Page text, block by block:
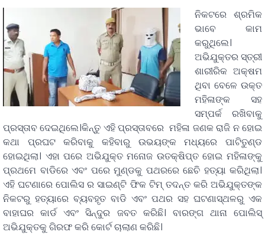
ନିକଟରେ ଶ୍ରମିକ
ଭାବେ କାମ
କରୁଥିଲେ।
ଅଭିଯୁକ୍ତର ସ୍ତ୍ରୀ
ଶାରୀରିକ ଅକ୍ଷମ
ଥିବା ବେଳେ ଉକ୍ତ
ମହିଳାଙ୍କ ସହ
ସମ୍ପର୍କ ରଖିବାକୁ
ପ୍ରସ୍ତାବ ଦେଇଥିଲେ।କିନ୍ତୁ ଏହି ପ୍ରସ୍ତାବରେ ମହିଳା ଜଣକ ରାଜି ନ ହୋଇ
କଥା ପ୍ରଘଟ କରିବାକୁ କହିବାରୁ ଉଭୟଙ୍କ ମଧ୍ୟରେ ପାଟିତୁଣ୍ଡ
ହୋଇଥିଲା। ଏହା ପରେ ଅଭିଯୁକ୍ତ ମନୋଜ ଉତକ୍ଷିପ୍ତ ହୋଇ ମହିଳାଙ୍କୁ
ପ୍ରଥମେ ବାଡିରେ ଏବଂ ପରେ ମୁଣ୍ଡକୁ ପଥରରେ ଛେଚି ହତ୍ୟା କରିଥିଲା।
ଏହି ଘଟଣାରେ ପୋଲିସ ର ସାଇଣ୍ଟି ଫିକ ଟିମ୍ ତଦନ୍ତ କରି ଅଭିଯୁକ୍ତଙ୍କ
ନିକଟରୁ ହତ୍ୟାରେ ବ୍ୟବହୃତ ବାଡି ଏବଂ ପଥର ସହ ଘଟଣାସ୍ଥଳରୁ ଏକ
ବାହାଘର କାର୍ଡ ଏବଂ ସିନ୍ଦୁର ଜବତ କରିଛି। ବାରଙ୍ଗ ଥାନା ପୋଲିସ୍
ଅଭିଯୁକ୍ତକୁ ଗିରଫ କରି କୋର୍ଟ ଚାଲାଣ କରିଛି।